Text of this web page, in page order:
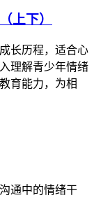
上下）
长历程，适合心
理解青少年情绪
育能力，为相
通中的情绪干